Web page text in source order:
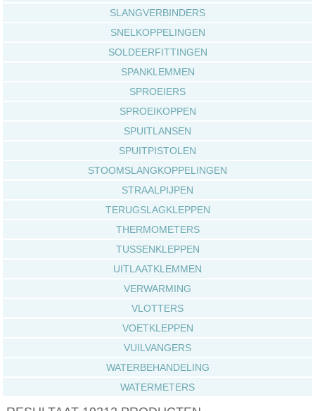
SLANGVERBINDERS
SNELKOPPELINGEN
SOLDEERFITTINGEN
SPANKLEMMEN
SPROEIERS
SPROEIKOPPEN
SPUITLANSEN
SPUITPISTOLEN
STOOMSLANGKOPPELINGEN
STRAALPIJPEN
TERUGSLAGKLEPPEN
THERMOMETERS
TUSSENKLEPPEN
UITLAATKLEMMEN
VERWARMING
VLOTTERS
VOETKLEPPEN
VUILVANGERS
WATERBEHANDELING
WATERMETERS